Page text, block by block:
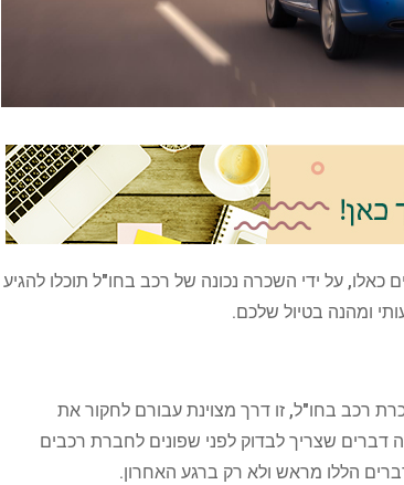
כאלו, על ידי השכרה נכונה של רכב בחו"ל תוכלו להגיע
ומהנה בטיול שלכם.
רכב בחו"ל, זו דרך מצוינת עבורם לחקור את
דברים שצריך לבדוק לפני שפונים לחברת רכבים
הללו מראש ולא רק ברגע האחרון.